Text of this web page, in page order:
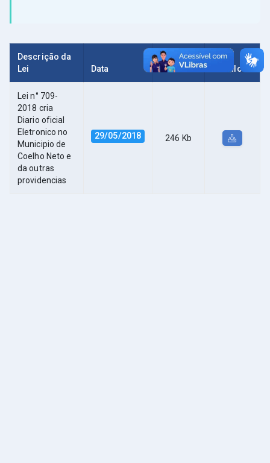
Descrição da
Lei
Data Tamanho Download
Lei n° 709-
2018 cria
Diario oficial
Eletronico no
Municipio de
Coelho Neto e
da outras
providencias
29/05/2018 246 Kb